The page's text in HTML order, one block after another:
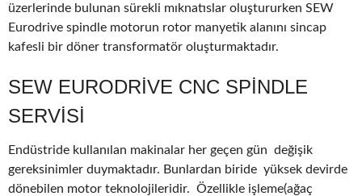
üzerlerinde bulunan sürekli mıknatıslar oluştururken SEW
Eurodrive spindle motorun rotor manyetik alanını sincap
kafesli bir döner transformatör oluşturmaktadır.
SEW EURODRIVE CNC SPINDLE
SERVISI
Endüstride kullanılan makinalar her geçen gün değişik
gereksinimler duymaktadır. Bunlardan biride yüksek devirde
dönebilen motor teknolojileridir. Özellikle işleme(ağaç